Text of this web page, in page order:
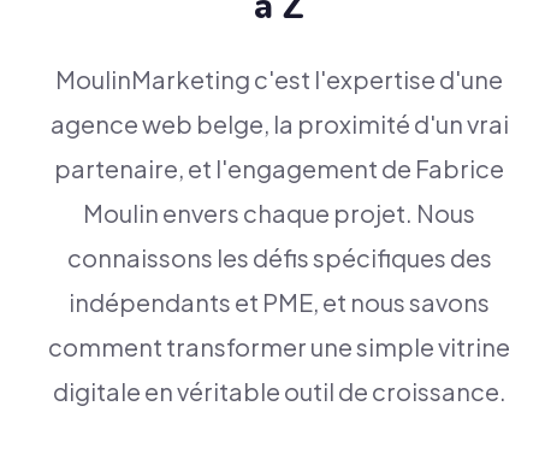
MoulinMarketing c'est l'expertise d'une
agence web belge, la proximité d'un vrai
partenaire, et l'engagement de Fabrice
Moulin envers chaque projet. Nous
connaissons les défis spécifiques des
indépendants et PME, et nous savons
comment transformer une simple vitrine
digitale en véritable outil de croissance.